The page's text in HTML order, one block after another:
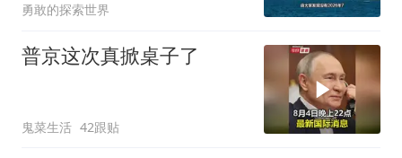
勇敢的探索世界
普京这次真掀桌子了
鬼菜生活 42跟贴